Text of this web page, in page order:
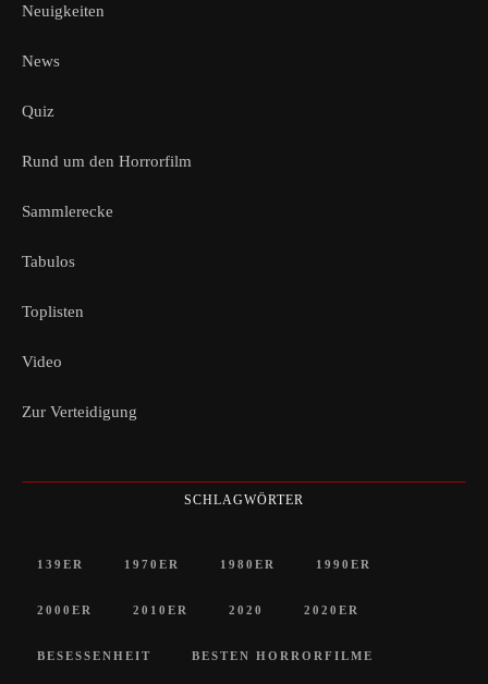
Neuigkeiten
News
Quiz
Rund um den Horrorfilm
Sammlerecke
Tabulos
Toplisten
Video
Zur Verteidigung
SCHLAGWÖRTER
139ER 1970ER 1980ER 1990ER
2000ER 2010ER 2020 2020ER
BESESSENHEIT BESTEN HORRORFILME